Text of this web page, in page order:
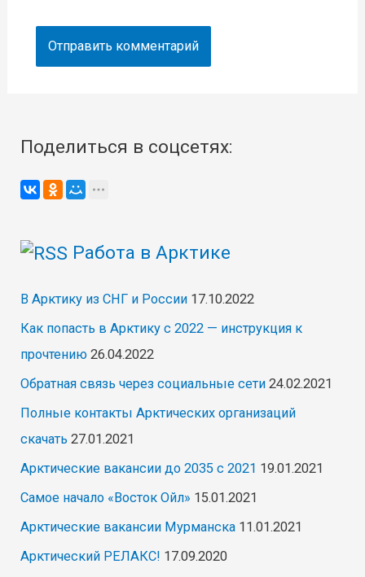
Поделиться в соцсетях:
Работа в Арктике
В Арктику из СНГ и России 17.10.2022
Как попасть в Арктику с 2022 — инструкция к
прочтению 26.04.2022
Обратная связь через социальные сети 24.02.2021
Полные контакты Арктических организаций
скачать 27.01.2021
Арктические вакансии до 2035 с 2021 19.01.2021
Самое начало «Восток Ойл» 15.01.2021
Арктические вакансии Мурманска 11.01.2021
Арктический РЕЛАКС! 17.09.2020